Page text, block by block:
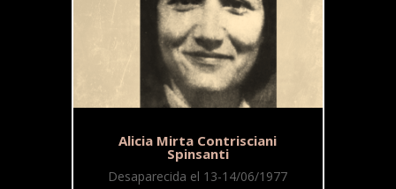
Alicia Mirta Contrisciani
Spinsanti
Desaparecida el 13-14/06/1977